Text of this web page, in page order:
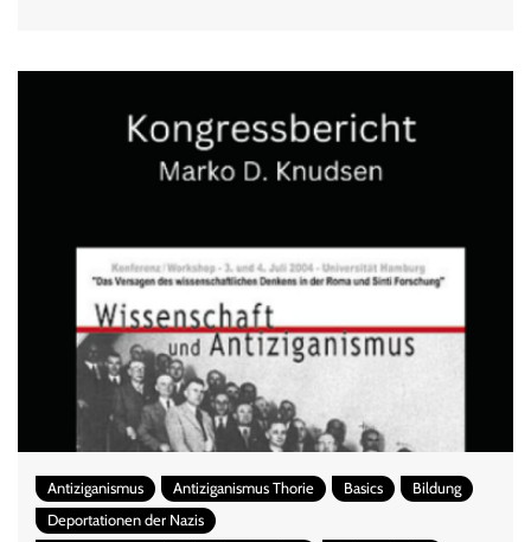
Antiziganismus Antiziganismus Thorie Basics
Bildung
Deportationen der Nazis